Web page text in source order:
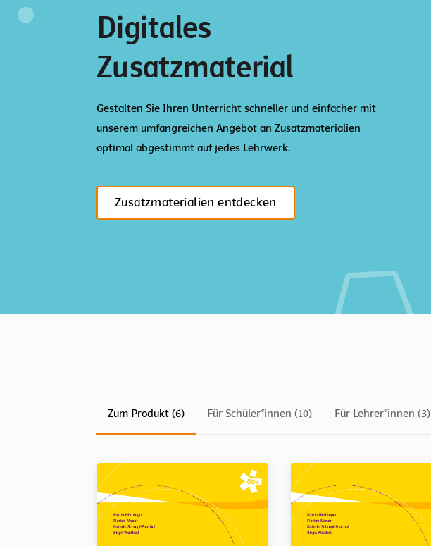
Digitales
Zusatzmaterial
Gestalten Sie Ihren Unterricht schneller und einfacher mit
unserem umfangreichen Angebot an Zusatzmaterialien
optimal abgestimmt auf jedes Lehrwerk.
Zusatzmaterialien entdecken
Zum Produkt (6) Für Schüler*innen (10) Für Lehrer*innen (3)